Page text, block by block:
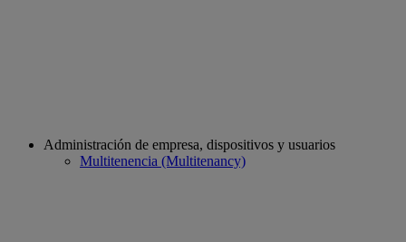
Administración de empresa, dispositivos y usuarios
Multitenencia (Multitenancy)